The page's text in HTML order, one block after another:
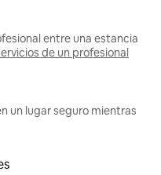
entre una estancia
de un profesional
un lugar seguro mientras